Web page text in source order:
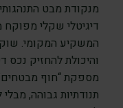
מנקודת מבט
דיגיטלי שקלי
והיכולת להחזיק נכס
מספקת “חוף מבטחים”
תנודתיות גבוהה,